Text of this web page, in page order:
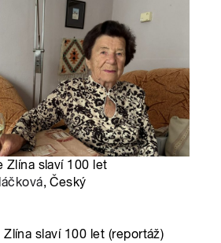
Zlína slaví 100 let
, Český
slaví 100 let (reportáž)